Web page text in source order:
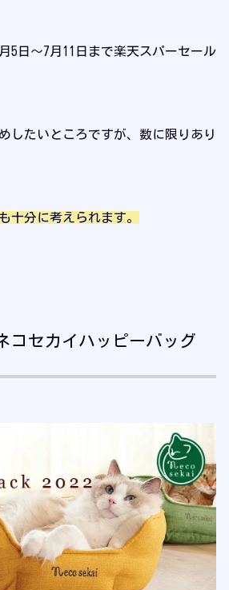
5日～7月11日まで楽天スパーセール
したいところですが、数に限りあり
十分に考えられます。
コセカイハッピーバッグ